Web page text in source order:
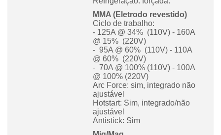
MMA (Eletrodo revestido)
Ciclo de trabalho:
- 125A @ 34% (110V) - 160A
@ 15% (220V)
- 95A @ 60% (110V) - 110A
@ 60% (220V)
- 70A @ 100% (110V) - 100A
@ 100% (220V)
Arc Force: sim, integrado não
ajustável
Hotstart: Sim, integrado/não
ajustável
Antistick: Sim